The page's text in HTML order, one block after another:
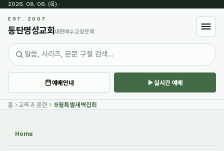
2026. 08. 06. (목) ·
EST. 2007
동탄명성교회 대한예수교장로회
예배안내 실시간 예배
홈 교육과 훈련 9월특별새벽집회
Home
Sketchbook5, 스케치북5
Sketchbook5, 스케치북5